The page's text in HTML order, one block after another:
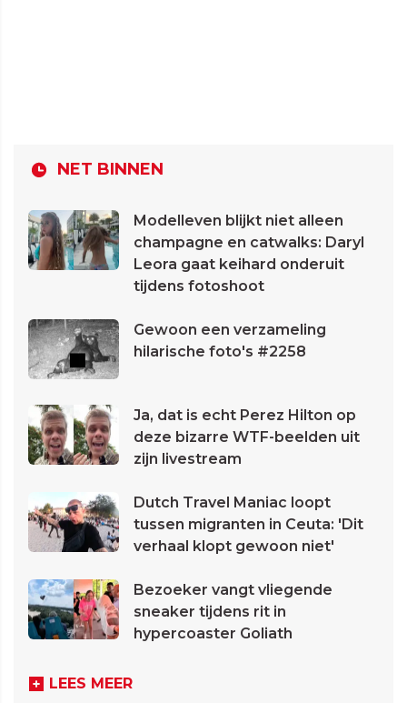
NET BINNEN
Modelleven blijkt niet alleen
champagne en catwalks: Daryl
Leora gaat keihard onderuit
tijdens fotoshoot
Gewoon een verzameling
hilarische foto's #2258
Ja, dat is echt Perez Hilton op
deze bizarre WTF-beelden uit
zijn livestream
Dutch Travel Maniac loopt
tussen migranten in Ceuta: 'Dit
verhaal klopt gewoon niet'
Bezoeker vangt vliegende
sneaker tijdens rit in
hypercoaster Goliath
LEES MEER